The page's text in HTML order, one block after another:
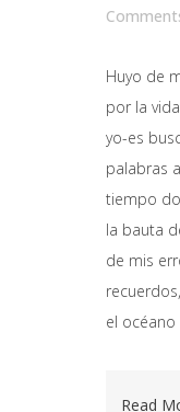
Huyo de
por la
yo-es
palabras
tiempo
la bauta
de mis
el océano
Read